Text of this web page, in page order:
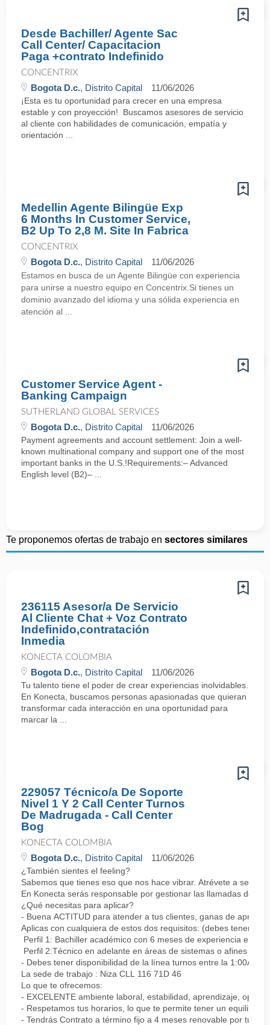
Desde Bachiller/ Agente Sac
Call Center/ Capacitacion
Paga +contrato Indefinido
CONCENTRIX
Bogota D.c., Distrito Capital 11/06/2026
¡Esta es tu oportunidad para crecer en una empresa
estable y con proyección! Buscamos asesores de servicio
al cliente con habilidades de comunicación, empatía y
orientación ...
Medellin Agente Bilingüe Exp
6 Months In Customer Service,
B2 Up To 2,8 M. Site In Fabrica
CONCENTRIX
Bogota D.c., Distrito Capital 11/06/2026
Estamos en busca de un Agente Bilingüe con experiencia
para unirse a nuestro equipo en Concentrix.Si tienes un
dominio avanzado del idioma y una sólida experiencia en
atención al ...
Customer Service Agent -
Banking Campaign
SUTHERLAND GLOBAL SERVICES
Bogota D.c., Distrito Capital 11/06/2026
Payment agreements and account settlement: Join a well-
known multinational company and support one of the most
important banks in the U.S.!Requirements:– Advanced
English level (B2)– ...
Te proponemos ofertas de trabajo en sectores similares
236115 Asesor/a De Servicio
Al Cliente Chat + Voz Contrato
Indefinido,contratación
Inmedia
KONECTA COLOMBIA
Bogota D.c., Distrito Capital 11/06/2026
Tu talento tiene el poder de crear experiencias inolvidables.
En Konecta, buscamos personas apasionadas que quieran
transformar cada interacción en una oportunidad para
marcar la ...
229057 Técnico/a De Soporte
Nivel 1 Y 2 Call Center Turnos
De Madrugada - Call Center
Bog
KONECTA COLOMBIA
Bogota D.c., Distrito Capital 11/06/2026
¿También sientes el feeling?
Sabemos que tienes eso que nos hace vibrar. Atrévete a ser
En Konecta serás responsable por gestionar las llamadas de
¿Qué necesitas para aplicar?
- Buena ACTITUD para atender a tus clientes, ganas de
Aplicas con cualquiera de estos dos requisitos: (debes tener
Perfil 1: Bachiller académico con 6 meses de experiencia en
Perfil 2:Técnico en adelante en áreas de sistemas o afines
- Debes tener disponibilidad de la línea turnos entre la 1:00AM
La sede de trabajo : Niza CLL 116 71D 46
Lo que te ofrecemos:
- EXCELENTE ambiente laboral, estabilidad, aprendizaje,
- Respetamos tus horarios, lo que te permite tener un equilibrio
- Tendrás Contrato a término fijo a 4 meses renovable por tu